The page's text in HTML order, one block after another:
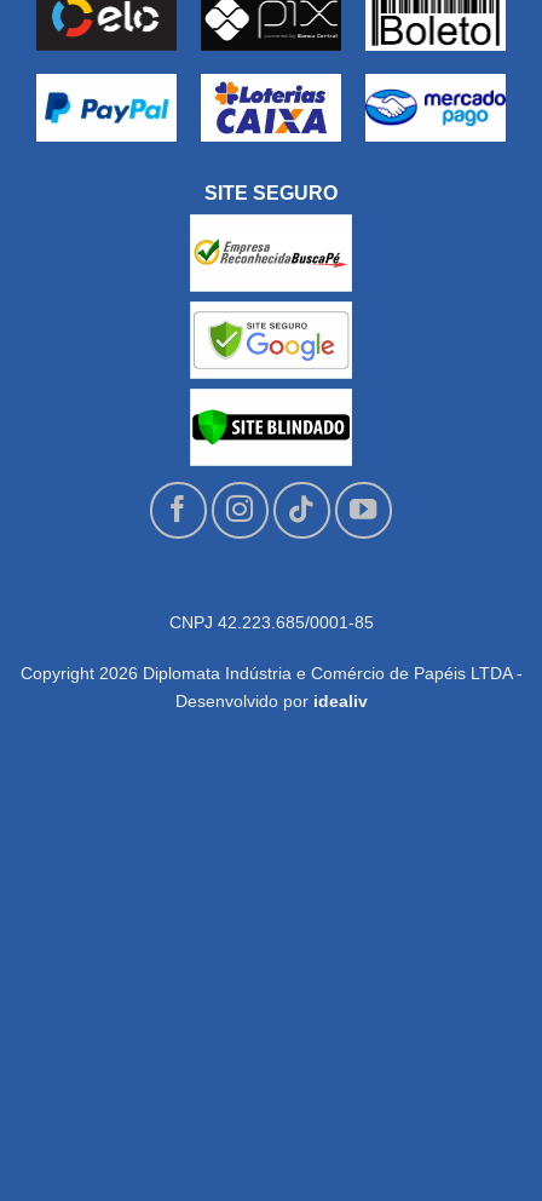
SITE SEGURO
CNPJ 42.223.685/0001-85
Copyright 2026 Diplomata Indústria e Comércio de Papéis LTDA -
Desenvolvido por idealiv